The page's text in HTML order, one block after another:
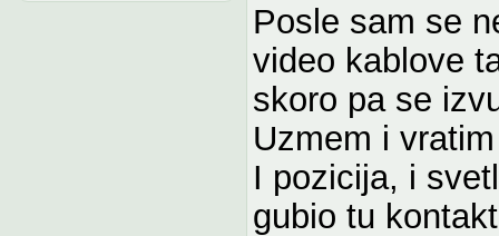
Posle sam se
video kablove
skoro pa se
Uzmem i
I pozicija, i
gubio tu